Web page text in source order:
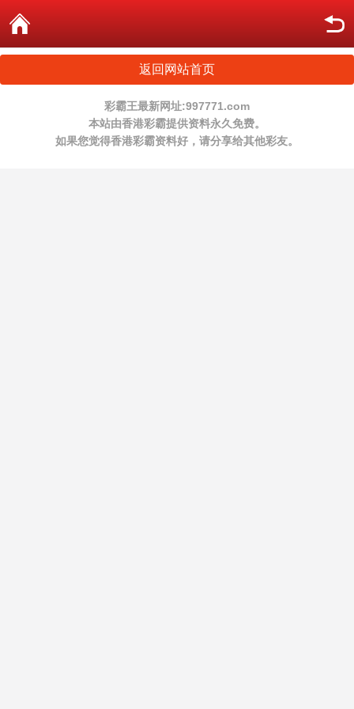
返回网站首页
彩霸王最新网址:997771.com
本站由香港彩霸提供资料永久免费。
如果您觉得香港彩霸资料好，请分享给其他彩友。